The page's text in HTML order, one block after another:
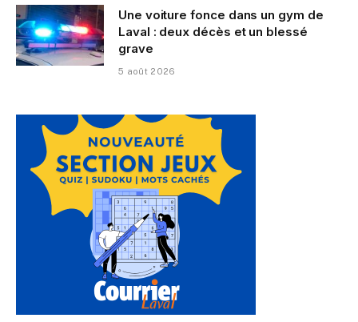
Une voiture fonce dans un gym de
Laval : deux décès et un blessé
grave
5 août 2026